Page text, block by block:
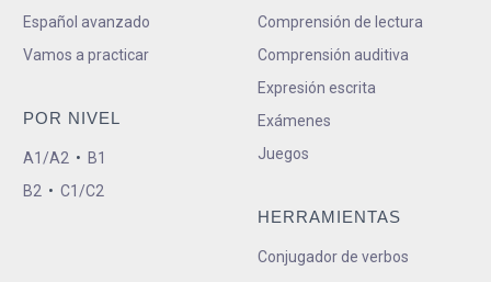
Español avanzado
Vamos a practicar
POR NIVEL
A1/A2 • B1
B2 • C1/C2
Comprensión de lectura
Comprensión auditiva
Expresión escrita
Exámenes
Juegos
HERRAMIENTAS
Conjugador de verbos